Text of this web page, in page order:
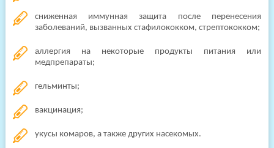
сниженная иммунная защита после перенесения
заболеваний, вызванных стафилококком, стрептококком;
аллергия на некоторые продукты питания или
медпрепараты;
гельминты;
вакцинация;
укусы комаров, а также других насекомых.